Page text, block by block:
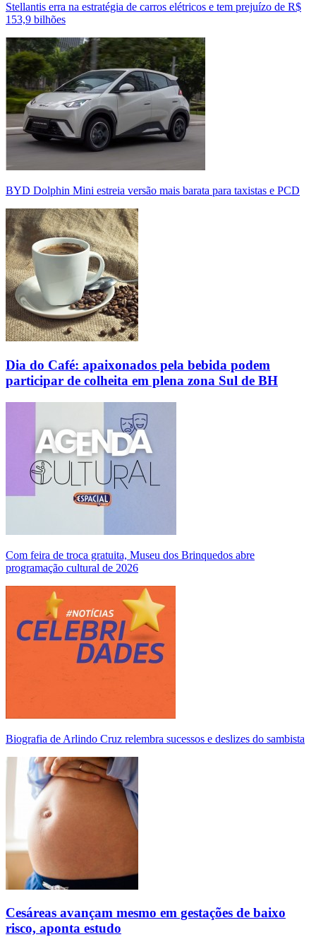
Stellantis erra na estratégia de carros elétricos e tem prejuízo de R$
153,9 bilhões
BYD Dolphin Mini estreia versão mais barata para taxistas e PCD
Dia do Café: apaixonados pela bebida podem
participar de colheita em plena zona Sul de BH
Com feira de troca gratuita, Museu dos Brinquedos abre
programação cultural de 2026
Biografia de Arlindo Cruz relembra sucessos e deslizes do sambista
Cesáreas avançam mesmo em gestações de baixo
risco, aponta estudo